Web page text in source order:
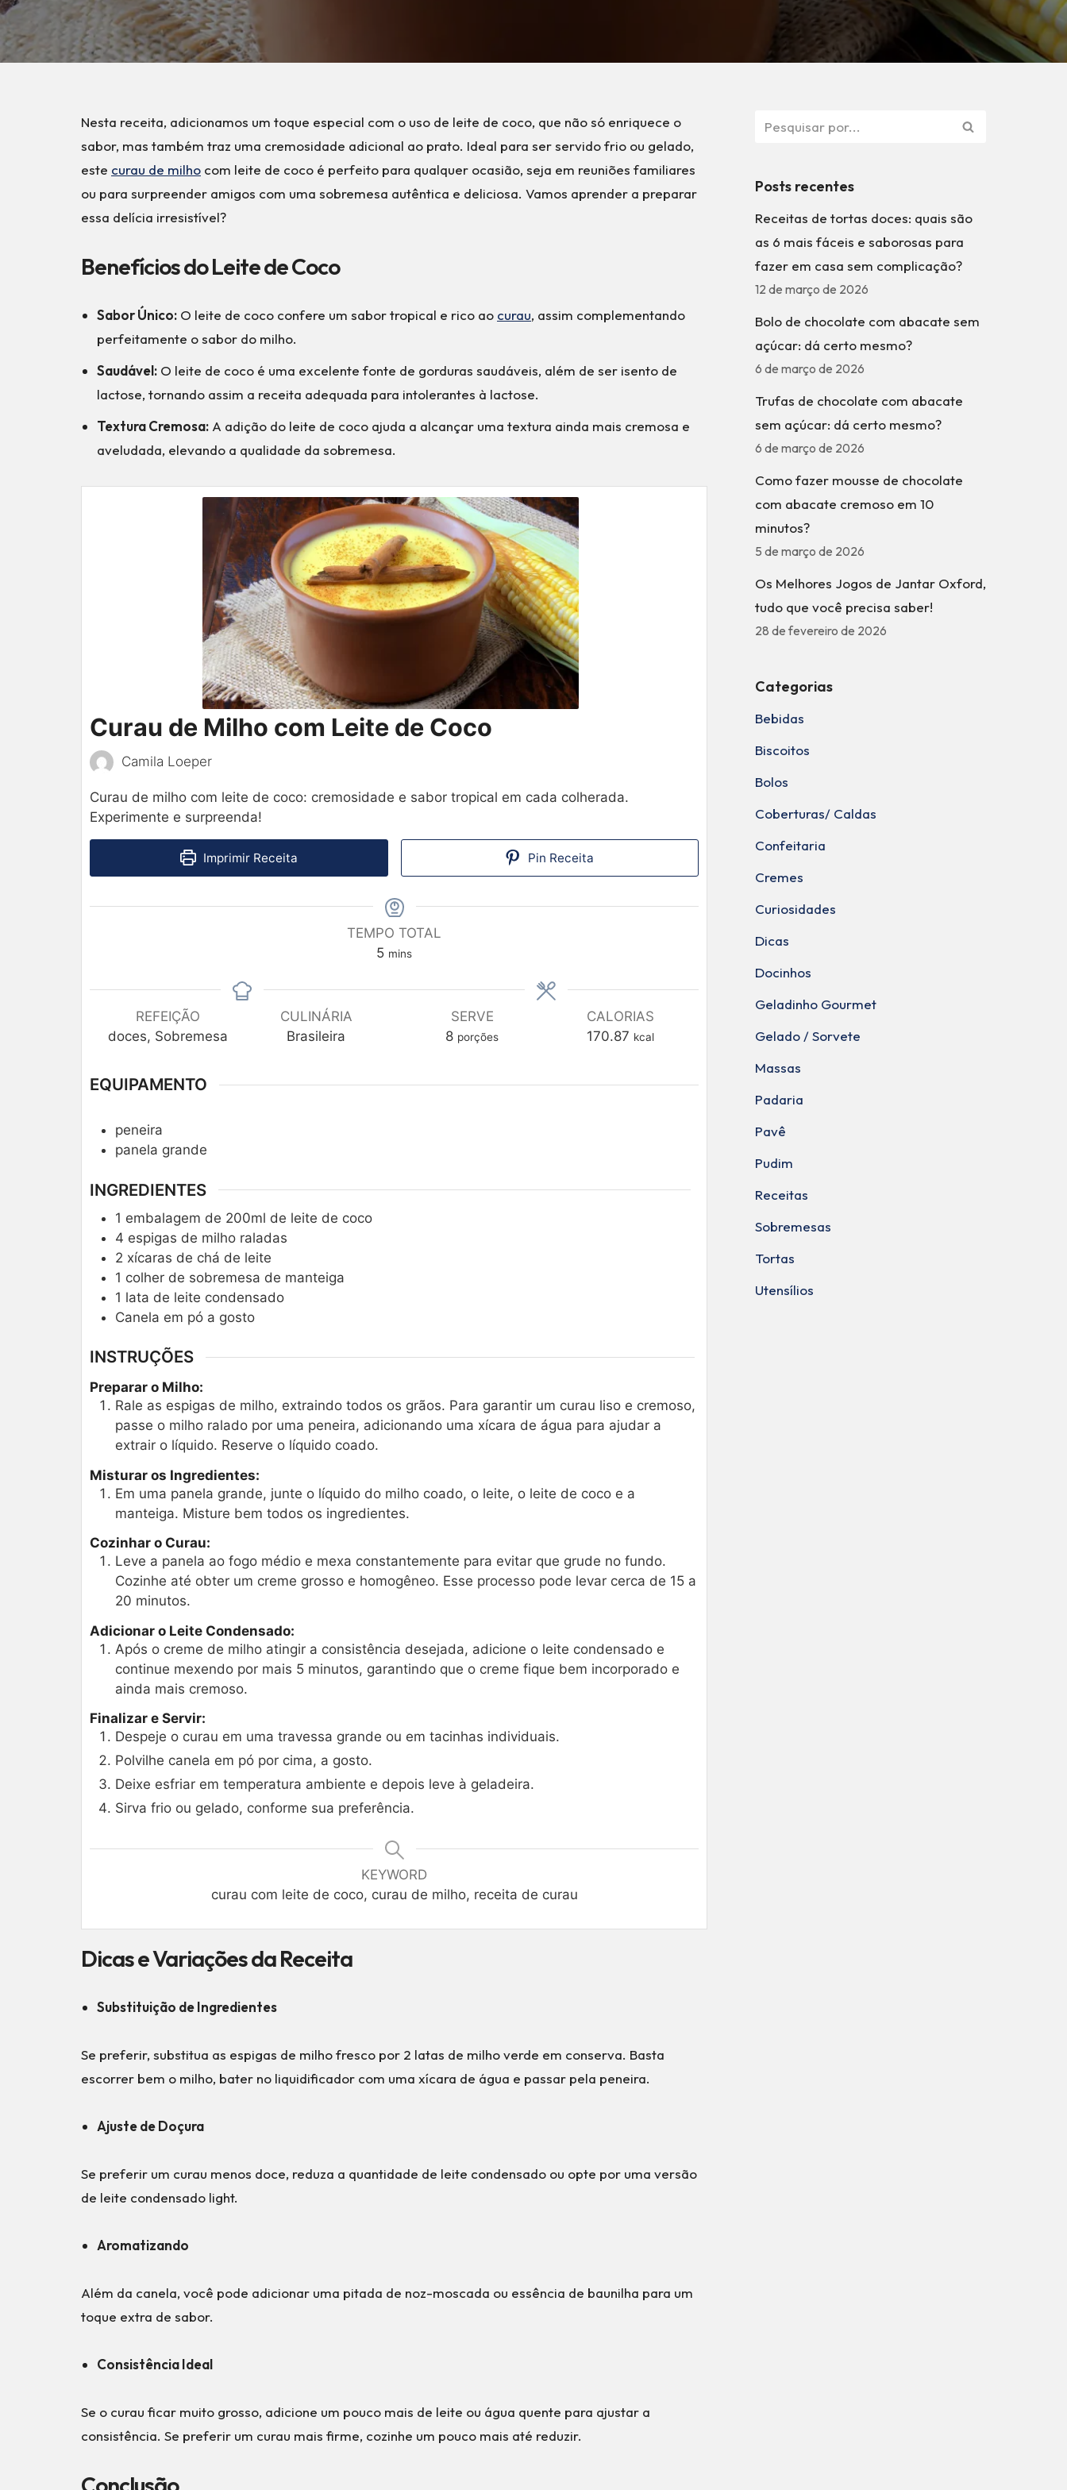
Nesta receita, adicionamos um toque especial com o uso de leite de coco, que não só enriquece o
sabor, mas também traz uma cremosidade adicional ao prato. Ideal para ser servido frio ou gelado,
este curau de milho com leite de coco é perfeito para qualquer ocasião, seja em reuniões familiares
ou para surpreender amigos com uma sobremesa autêntica e deliciosa. Vamos aprender a preparar
essa delícia irresistível?
Benefícios do Leite de Coco
Sabor Único: O leite de coco confere um sabor tropical e rico ao curau, assim complementando
perfeitamente o sabor do milho.
Saudável: O leite de coco é uma excelente fonte de gorduras saudáveis, além de ser isento de
lactose, tornando assim a receita adequada para intolerantes à lactose.
Textura Cremosa: A adição do leite de coco ajuda a alcançar uma textura ainda mais cremosa e
aveludada, elevando a qualidade da sobremesa.
Curau de Milho com Leite de Coco
Camila Loeper
Curau de milho com leite de coco: cremosidade e sabor tropical em cada colherada.
Experimente e surpreenda!
Imprimir Receita Pin Receita
TEMPO TOTAL
5 mins
REFEIÇÃO
doces, Sobremesa
CULINÁRIA
Brasileira
SERVE
8 porções
CALORIAS
170.87 kcal
EQUIPAMENTO
peneira
panela grande
INGREDIENTES
1 embalagem de 200ml de leite de coco
4 espigas de milho raladas
2 xícaras de chá de leite
1 colher de sobremesa de manteiga
1 lata de leite condensado
Canela em pó a gosto
INSTRUÇÕES
Preparar o Milho:
Rale as espigas de milho, extraindo todos os grãos. Para garantir um curau liso e cremoso,
passe o milho ralado por uma peneira, adicionando uma xícara de água para ajudar a
extrair o líquido. Reserve o líquido coado.
Misturar os Ingredientes:
Em uma panela grande, junte o líquido do milho coado, o leite, o leite de coco e a
manteiga. Misture bem todos os ingredientes.
Cozinhar o Curau:
Leve a panela ao fogo médio e mexa constantemente para evitar que grude no fundo.
Cozinhe até obter um creme grosso e homogêneo. Esse processo pode levar cerca de 15 a
20 minutos.
Adicionar o Leite Condensado:
Após o creme de milho atingir a consistência desejada, adicione o leite condensado e
continue mexendo por mais 5 minutos, garantindo que o creme fique bem incorporado e
ainda mais cremoso.
Finalizar e Servir:
Despeje o curau em uma travessa grande ou em tacinhas individuais.
Polvilhe canela em pó por cima, a gosto.
Deixe esfriar em temperatura ambiente e depois leve à geladeira.
Sirva frio ou gelado, conforme sua preferência.
KEYWORD
curau com leite de coco, curau de milho, receita de curau
Dicas e Variações da Receita
Substituição de Ingredientes
Se preferir, substitua as espigas de milho fresco por 2 latas de milho verde em conserva. Basta
escorrer bem o milho, bater no liquidificador com uma xícara de água e passar pela peneira.
Ajuste de Doçura
Se preferir um curau menos doce, reduza a quantidade de leite condensado ou opte por uma versão
de leite condensado light.
Aromatizando
Além da canela, você pode adicionar uma pitada de noz-moscada ou essência de baunilha para um
toque extra de sabor.
Consistência Ideal
Se o curau ficar muito grosso, adicione um pouco mais de leite ou água quente para ajustar a
consistência. Se preferir um curau mais firme, cozinhe um pouco mais até reduzir.
Posts recentes
Receitas de tortas doces: quais são
as 6 mais fáceis e saborosas para
fazer em casa sem complicação?
12 de março de 2026
Bolo de chocolate com abacate sem
açúcar: dá certo mesmo?
6 de março de 2026
Trufas de chocolate com abacate
sem açúcar: dá certo mesmo?
6 de março de 2026
Como fazer mousse de chocolate
com abacate cremoso em 10
minutos?
5 de março de 2026
Os Melhores Jogos de Jantar Oxford,
tudo que você precisa saber!
28 de fevereiro de 2026
Categorias
Bebidas
Biscoitos
Bolos
Coberturas/ Caldas
Confeitaria
Cremes
Curiosidades
Dicas
Docinhos
Geladinho Gourmet
Gelado / Sorvete
Massas
Padaria
Pavê
Pudim
Receitas
Sobremesas
Tortas
Utensílios